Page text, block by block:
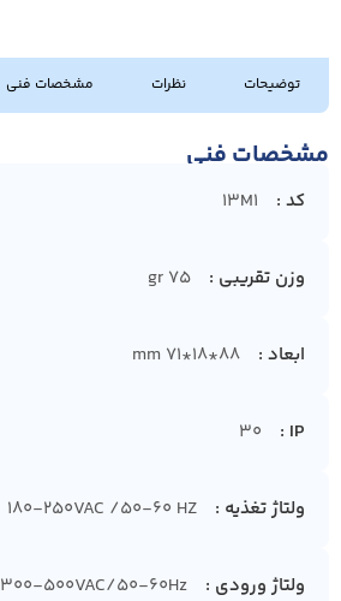
توضیحات نظرات مشخصات فنی
مشخصات فنی
کد 13M1
وزن تقریبی 75 gr
ابعاد 88*18*71 mm
IP
30
ولتاژ تغذیه 180-250VAC /50-60 HZ
ولتاژ ورودی 300-500VAC/50-60Hz